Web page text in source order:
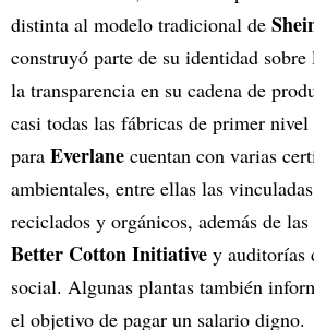
distinta al modelo tradicional de
construyó parte de su identidad sobre
la transparencia en su cadena de
casi todas las fábricas de primer
para Everlane cuentan con varias
ambientales, entre ellas las
reciclados y orgánicos, además de
Better Cotton Initiative y auditorías
social. Algunas plantas también
el objetivo de pagar un salario digno.